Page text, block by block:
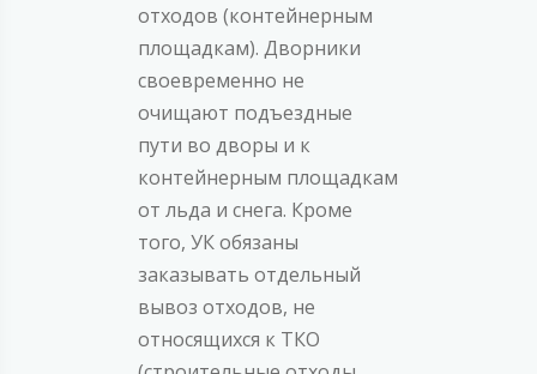
отходов (контейнерным
площадкам). Дворники
своевременно не
очищают подъездные
пути во дворы и к
контейнерным площадкам
от льда и снега. Кроме
того, УК обязаны
заказывать отдельный
вывоз отходов, не
относящихся к ТКО